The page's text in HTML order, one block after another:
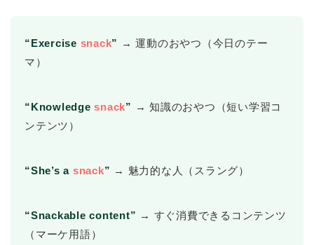
“Exercise snack” → 運動のおやつ（今日のテー
マ）
“Knowledgesnack” → 知識のおやつ（短い学習コ
ンテンツ）
“She’s a snack” → 魅力的な人（スラング）
“Snackable content” → すぐ消費できるコンテンツ
（マーケ用語）